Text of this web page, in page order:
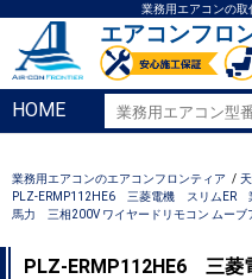
業務用エアコンの
エアコンフロ
HOME
業務用エアコンのエアコンフロンティア
PLZ-ERMP112HE6 三菱電機 スリムER
馬力 三相200V ワイヤードリモコン ムーブ
PLZ-ERMP112HE6 三